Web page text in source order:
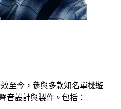
至今，參與多款知名單機遊
音設計與製作。包括：